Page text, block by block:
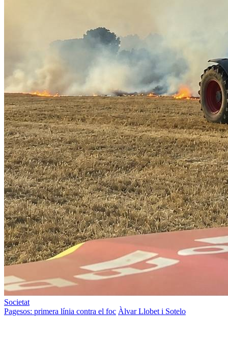
Societat
Pagesos: primera línia contra el foc Àlvar Llobet i Sotelo